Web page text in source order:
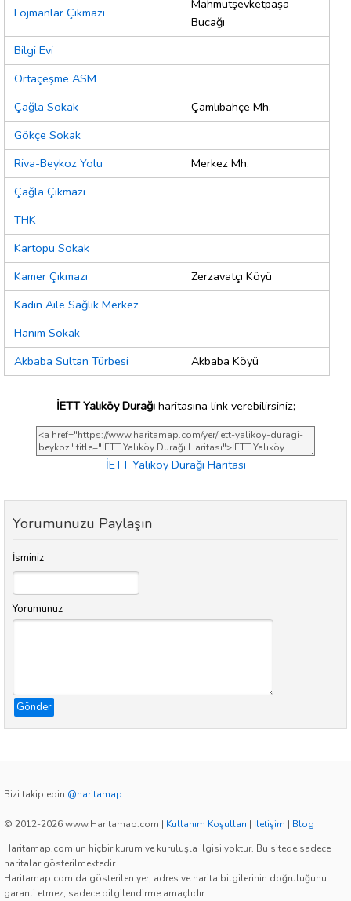
Lojmanlar Çıkmazı
Mahmutşevketpaşa
Bucağı
Bilgi Evi
Ortaçeşme ASM
Çağla Sokak
Çamlıbahçe Mh.
Gökçe Sokak
Riva-Beykoz Yolu
Merkez Mh.
Çağla Çıkmazı
THK
Kartopu Sokak
Kamer Çıkmazı
Zerzavatçı Köyü
Kadın Aile Sağlık Merkez
Hanım Sokak
Akbaba Sultan Türbesi
Akbaba Köyü
İETT Yalıköy Durağıharitasına link verebilirsiniz;
İETT Yalıköy Durağı Haritası
Yorumunuzu Paylaşın
İsminiz
Yorumunuz
Gönder
Bizi takip edin @haritamap
© 2012-2026 www.Haritamap.com | Kullanım Koşulları | İletişim | Blog
Haritamap.com'un hiçbir kurum ve kuruluşla ilgisi yoktur. Bu sitede sadece
haritalar gösterilmektedir.
Haritamap.com'da gösterilen yer, adres ve harita bilgilerinin doğruluğunu
garanti etmez, sadece bilgilendirme amaçlıdır.